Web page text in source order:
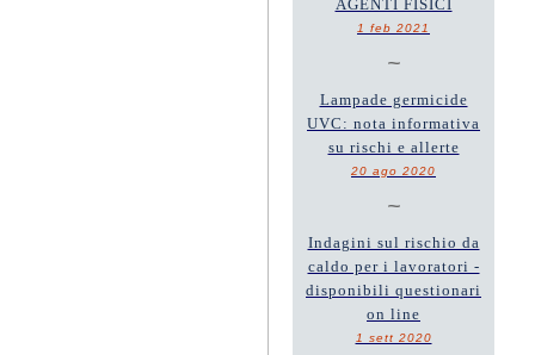
AGENTI FISICI
1 feb 2021
~
Lampade germicide
UVC: nota informativa
su rischi e allerte
20 ago 2020
~
Indagini sul rischio da
caldo per i lavoratori -
disponibili questionari
on line
1 sett 2020